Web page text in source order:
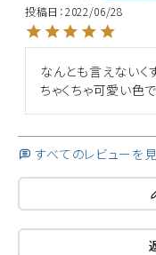
投稿日 2022/06/28
なんとも言えないく
ちゃくちゃ可愛い色で
すべてのレビューを